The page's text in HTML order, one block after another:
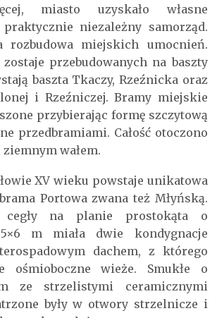
miasto uzyskało własne
niezależny samorząd.
rozbudowa miejskich umocnień.
przebudowanych na baszty
baszta Tkaczy, Rzeźnicka oraz
i Rzeźniczej. Bramy miejskie
przybierając formę szczytową
przedbramiami. Całość otoczono
wałem.
XV wieku powstaje unikatowa
Portowa zwana też Młyńską.
cegły na planie prostokąta o
m miała dwie kondygnacje
dachem, z którego
ośmioboczne wieże. Smukłe o
ze strzelistymi ceramicznymi
były w otwory strzelnicze i